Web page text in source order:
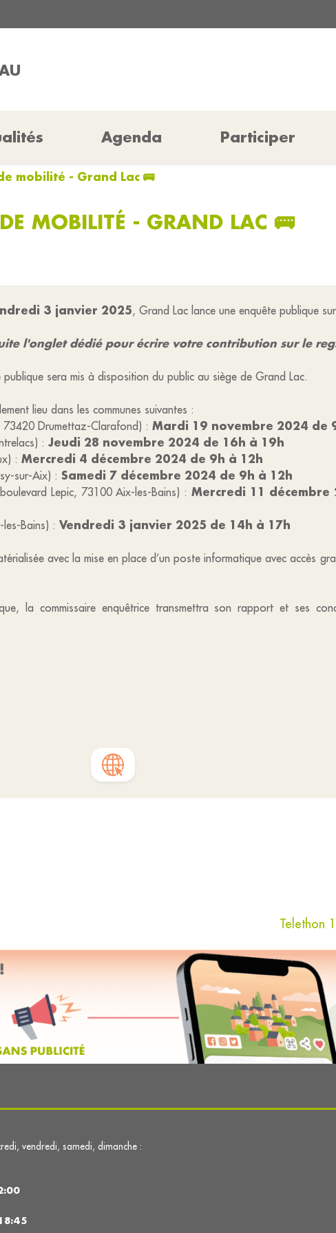
Agenda Participer
mobilité - Grand Lac 🚌
MOBILITÉ - GRAND LAC 🚌
3 janvier 2025, Grand Lac lance une enquête publique
l'onglet dédié pour écrire votre contribution sur le
sera mis à disposition du public au siège de Grand Lac.
lieu dans les communes suivantes :
Drumettaz-Clarafond) : Mardi 19 novembre 2024 de
: Jeudi 28 novembre 2024 de 16h à 19h
: Mercredi 4 décembre 2024 de 9h à 12h
sur-Aix) : Samedi 7 décembre 2024 de 9h à 12h
Lepic, 73100 Aix-les-Bains) : Mercredi 11
Bains) : Vendredi 3 janvier 2025 de 14h à 17h
avec la mise en place d’un poste informatique avec accès
la commissaire enquêtrice transmettra son rapport et ses
Telethon
vendredi, samedi, dimanche :